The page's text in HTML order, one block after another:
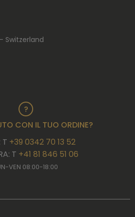
Switzerland
CON IL TUO ORDINE?
T +39 0342 70 13 52
T +41 81 846 51 06
VEN 08:00-18:00